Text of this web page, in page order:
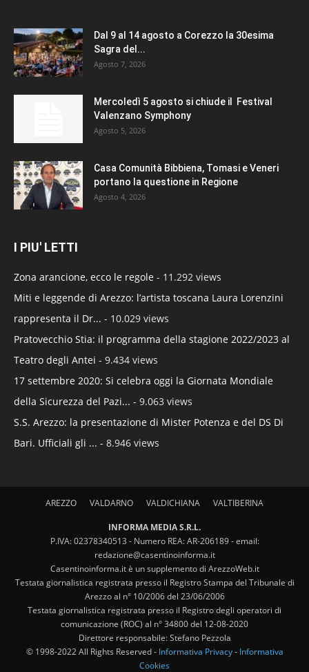
Dal 9 al 14 agosto a Corezzo la 30esima
Sagra del...
Agosto 7, 2026
Mercoledì 5 agosto si chiude il Festival
Valenzano Symphony
Agosto 5, 2026
Casa Comunità Bibbiena, Tomasi e Veneri
portano la questione in Regione
Agosto 4, 2026
I PIU' LETTI
Zona arancione, ecco le regole - 11.292 views
Miti e leggende di Arezzo: l’artista toscana Laura Lorenzini
rappresenta il Dr... - 10.029 views
Pratovecchio Stia: il programma della stagione 2022/2023 al
Teatro degli Antei - 9.434 views
17 settembre 2020: Si celebra oggi la Giornata Mondiale
della Sicurezza del Pazi... - 9.063 views
S.S. Arezzo: la presentazione di Mister Potenza e del DS Di
Bari. Ufficiali gli ... - 8.946 views
AREZZO VALDARNO VALDICHIANA VALTIBERINA
INFORMA MEDIA S.R.L.
P.IVA: 02378340513 - Numero REA: AR-206189 - email:
redazione@casentinoinforma.it
Casentinoinforma.it è un supplemento di ArezzoWeb.it
Testata giornalistica registrata presso il Registro Stampa del Tribunale di
Arezzo al n° 10/2006 del 23/06/2006
Testata giornalistica registrata presso il Registro degli operatori di
comunicazione (ROC) al n° 34800 del 12-08-2020
Direttore responsabile: Stefano Pezzola
© 1998-2022 All Rights Reserved - Informativa Privacy- Informativa
Cookies